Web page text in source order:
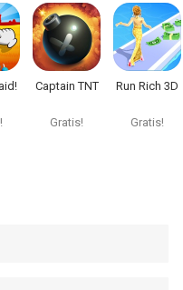
Captain TNT
Gratis!
Run Rich 3D
Gratis!